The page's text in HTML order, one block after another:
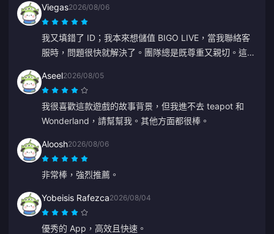
Viegas2026/08/06
我又填錯了 ID；我本來想儲值 BIGO LIVE，當我聯絡客
服時，問題很快就解決了。團隊總是既尊重又親切。這次
Aseel2026/08/05
我很喜歡這款遊戲的故事背景，但我進不去 teapot 和
Wonderland，請幫幫我。其他方面都很棒。
Aloosh2026/08/06
非常棒，強烈推薦。
Yobeisis Rafezca2026/08/04
優秀的 App，高效且快速。